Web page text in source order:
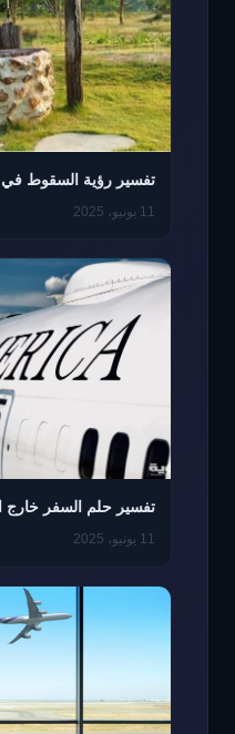
تفسير رؤية السقوط في
11 يونيو، 2025
تفسير حلم السفر خارج
11 يونيو، 2025